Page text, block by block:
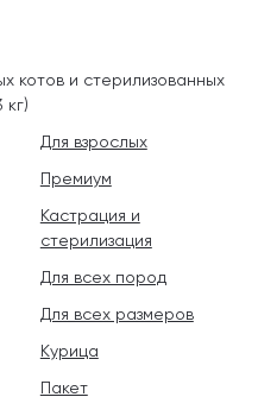
котов и стерилизованных
кг)
Для взрослых
Премиум
Кастрация и
стерилизация
Для всех пород
Для всех размеров
Курица
Пакет